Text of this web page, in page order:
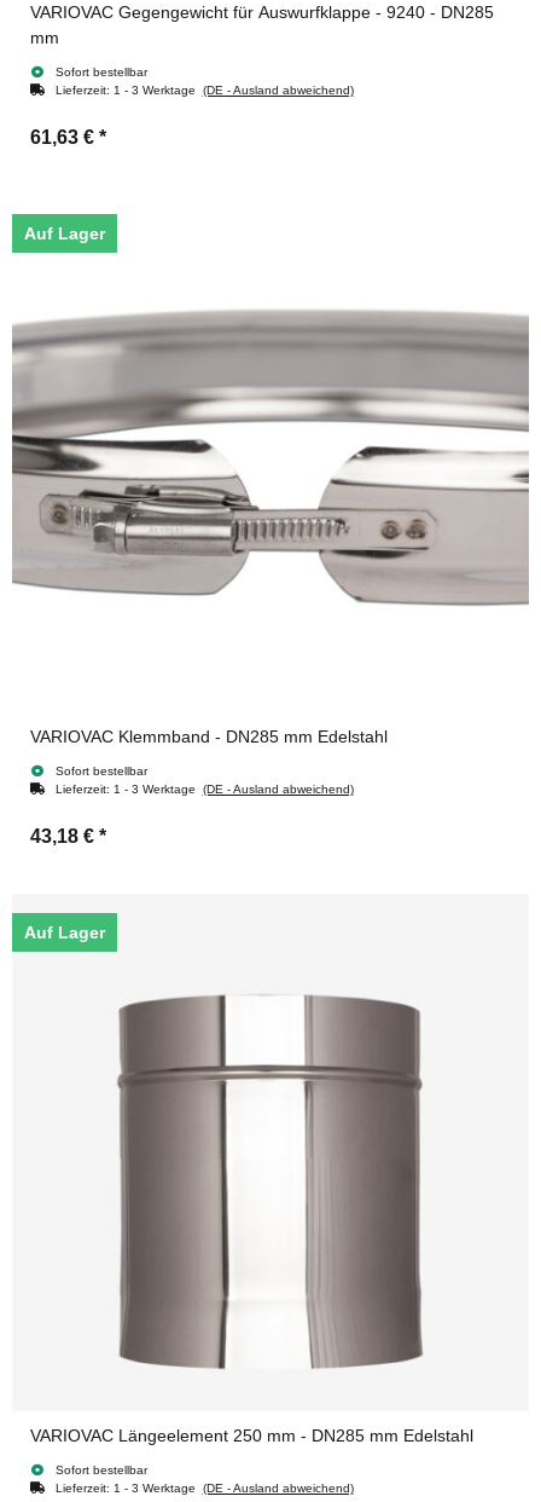
VARIOVAC Gegengewicht für Auswurfklappe - 9240 - DN285
mm
Sofort bestellbar
Lieferzeit: 1 - 3 Werktage (DE - Ausland abweichend)
61,63 € *
Auf Lager
VARIOVAC Klemmband - DN285 mm Edelstahl
Sofort bestellbar
Lieferzeit: 1 - 3 Werktage (DE - Ausland abweichend)
43,18 € *
Auf Lager
VARIOVAC Längeelement 250 mm - DN285 mm Edelstahl
Sofort bestellbar
Lieferzeit: 1 - 3 Werktage (DE - Ausland abweichend)